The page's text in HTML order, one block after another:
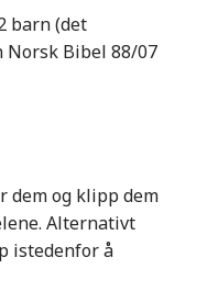
barn (det
Norsk Bibel 88/07
dem og klipp dem
Alternativt
istedenfor å